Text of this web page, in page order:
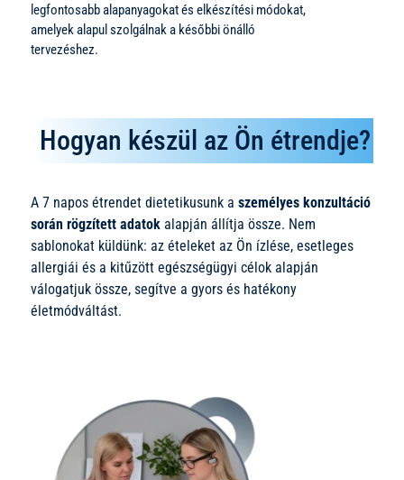
legfontosabb alapanyagokat és elkészítési módokat,
amelyek alapul szolgálnak a későbbi önálló
tervezéshez.
Hogyan készül az Ön étrendje?
A 7 napos étrendet dietetikusunk a személyes konzultáció
során rögzített adatok alapján állítja össze. Nem
sablonokat küldünk: az ételeket az Ön ízlése, esetleges
allergiái és a kitűzött egészségügyi célok alapján
válogatjuk össze, segítve a gyors és hatékony
életmódváltást.